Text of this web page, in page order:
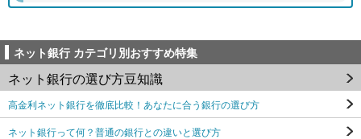
ネット銀行 カテゴリ別おすすめ特集
ネット銀行の選び方豆知識
高金利ネット銀行を徹底比較！あなたに合う銀行の選び方
ネット銀行って何？普通の銀行との違いと選び方